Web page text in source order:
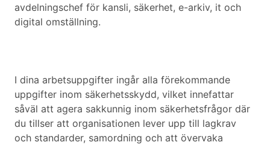
avdelningschef för kansli, säkerhet, e-arkiv, it och
digital omställning.
I dina arbetsuppgifter ingår alla förekommande
uppgifter inom säkerhetsskydd, vilket innefattar
såväl att agera sakkunnig inom säkerhetsfrågor där
du tillser att organisationen lever upp till lagkrav
och standarder, samordning och att övervaka